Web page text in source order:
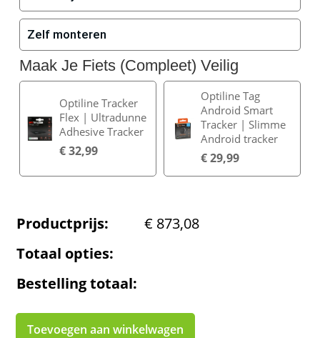
Zelf monteren
Maak Je Fiets (Compleet) Veilig
Optiline Tracker
Flex | Ultradunne
Adhesive Tracker
€32,99
Optiline Tag
Android Smart
Tracker | Slimme
Android tracker
€29,99
Productprijs: € 873,08
Totaal opties:
Bestelling totaal:
Toevoegen aan winkelwagen